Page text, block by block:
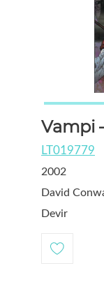
Vampi
LT019779
2002
David
Devir